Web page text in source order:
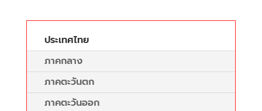
ประเทศไทย
ภาคกลาง
ภาคตะวันตก
ภาคตะวันออก